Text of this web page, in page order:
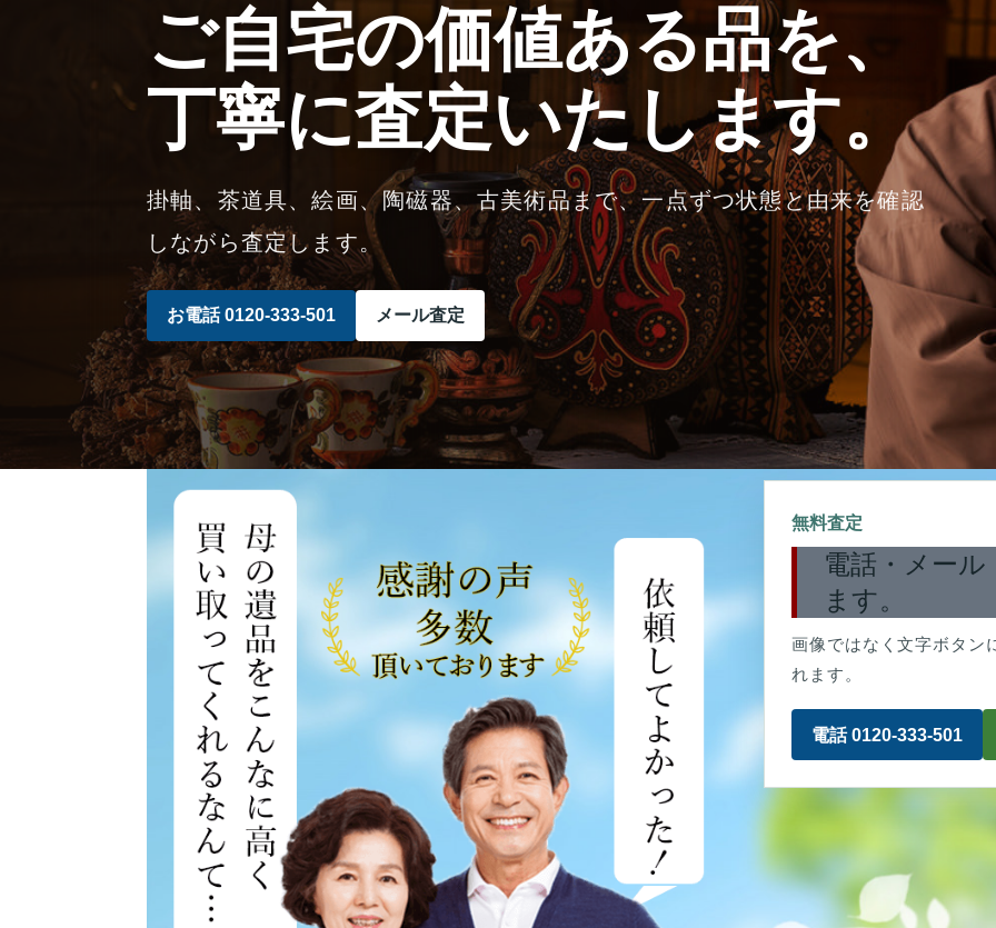
ご自宅の価値ある品を、
丁寧に査定いたします。
掛軸、茶道具、絵画、陶磁器、古美術品まで、一点ずつ状態と由来を確認
しながら査定します。
お電話 0120-333-501 メール査定
無料査定
電話・メー
ます。
画像ではなく文字ボタン
れます。
電話 0120-333-501